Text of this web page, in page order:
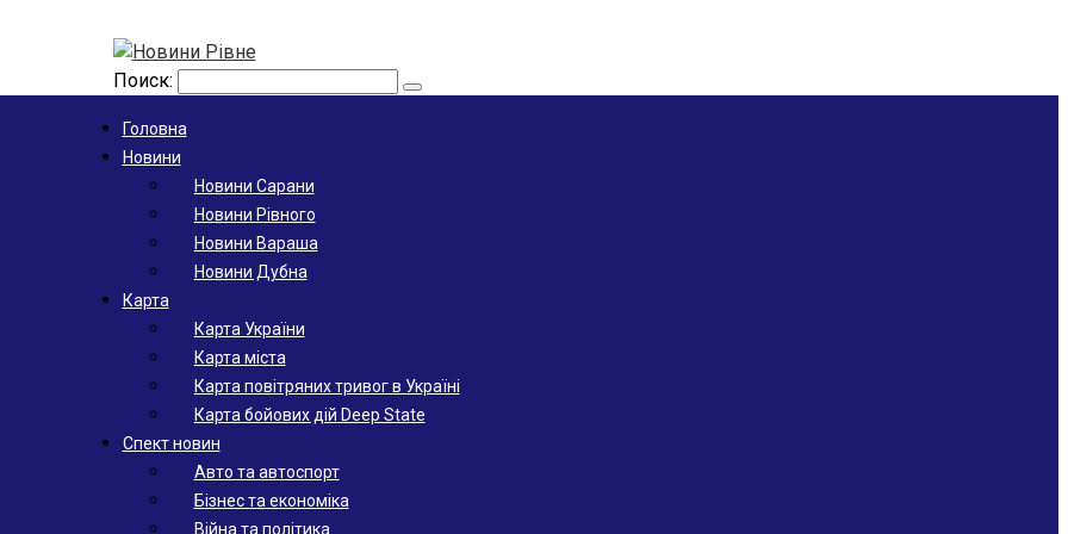
Поиск:
Головна
Новини
Новини Сарани
Новини Рівного
Новини Вараша
Новини Дубна
Карта
Карта України
Карта міста
Карта повітряних тривог в Україні
Карта бойових дій Deep State
Спект новин
Авто та автоспорт
Бізнес та економіка
Війна та політика